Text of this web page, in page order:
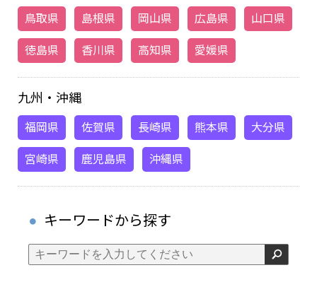
鳥取県 島根県 岡山県 広島県 山口県
徳島県 香川県 高知県 愛媛県
九州・沖縄
福岡県 佐賀県 長崎県 熊本県 大分県
宮崎県 鹿児島県 沖縄県
キーワードから探す